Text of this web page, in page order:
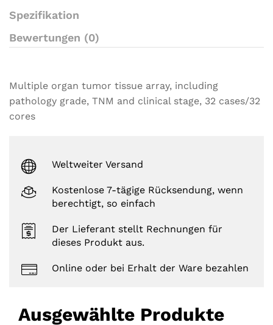
Spezifikation
Bewertungen (0)
Multiple organ tumor tissue array, including
pathology grade, TNM and clinical stage, 32 cases/32
cores
Weltweiter Versand
Kostenlose 7-tägige Rücksendung, wenn
berechtigt, so einfach
Der Lieferant stellt Rechnungen für
dieses Produkt aus.
Online oder bei Erhalt der Ware bezahlen
Ausgewählte Produkte